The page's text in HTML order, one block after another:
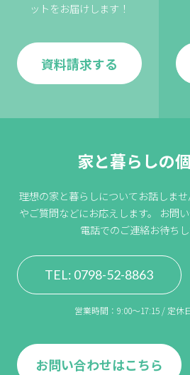
ットをお届けします！
資料請求する
家と暮らしの
理想の家と暮らしについてお話しませ
やご質問などにお応えします。
お問
電話でのご連絡お待ちし
TEL: 0798-52-8863
営業時間：9:00〜17:15 / 定休
お問い合わせはこちら